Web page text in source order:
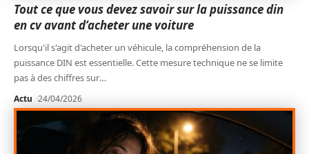
Tout ce que vous devez savoir sur la puissance din
en cv avant d’acheter une voiture
Lorsqu'il s'agit d'acheter un véhicule, la compréhension de la
puissance DIN est essentielle. Cette mesure technique ne se limite
pas à des chiffres sur…
Actu 24/04/2026